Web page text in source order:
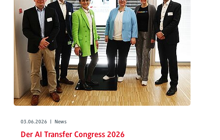
03.06.2026 | News
Der AI Transfer Congress 2026